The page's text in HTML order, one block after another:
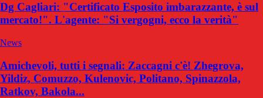
Dg Cagliari: "Certificato Esposito imbarazzante, è sul
mercato!". L'agente: "Si vergogni, ecco la verità"
News
Amichevoli, tutti i segnali: Zaccagni c'è! Zhegrova,
Yildiz, Comuzzo, Kulenovic, Politano, Spinazzola,
Ratkov, Bakola...